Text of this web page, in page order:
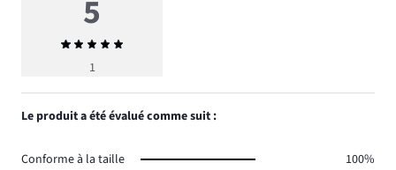
5
Note
moyenne
1
Le produit a été évalué comme suit :
Conforme à la taille
100%